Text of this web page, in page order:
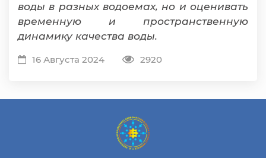
воды в разных водоемах, но и оценивать
временную и пространственную
динамику качества воды.
16 Августа 2024 2920